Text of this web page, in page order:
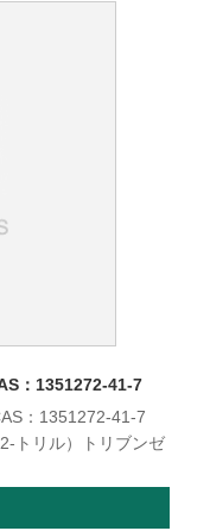
：1351272-41-7
：1351272-41-7
トリル）トリブンゼ